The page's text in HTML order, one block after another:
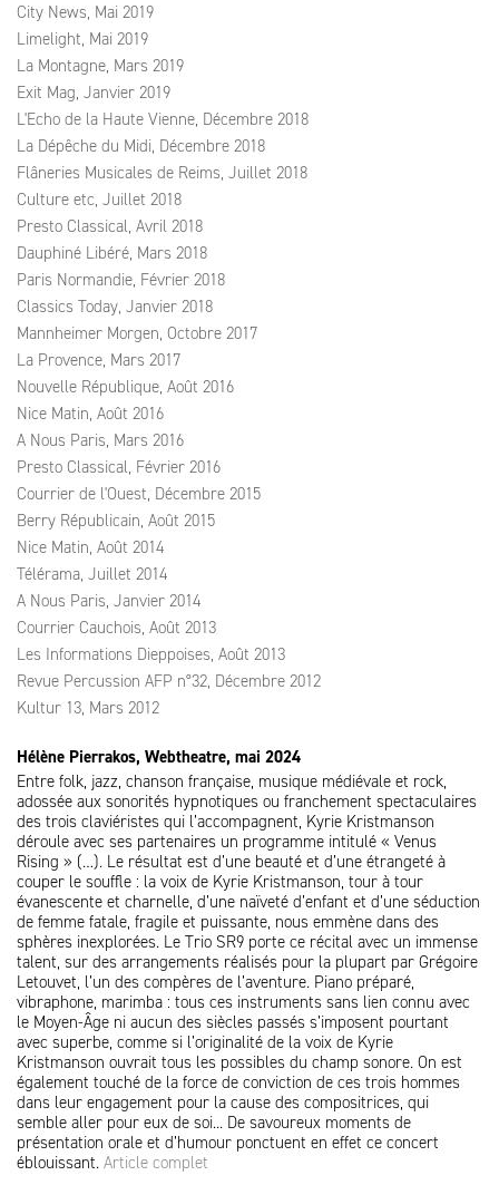
City News, Mai 2019
Limelight, Mai 2019
La Montagne, Mars 2019
Exit Mag, Janvier 2019
L'Echo de la Haute Vienne, Décembre 2018
La Dépêche du Midi, Décembre 2018
Flâneries Musicales de Reims, Juillet 2018
Culture etc, Juillet 2018
Presto Classical, Avril 2018
Dauphiné Libéré, Mars 2018
Paris Normandie, Février 2018
Classics Today, Janvier 2018
Mannheimer Morgen, Octobre 2017
La Provence, Mars 2017
Nouvelle République, Août 2016
Nice Matin, Août 2016
A Nous Paris, Mars 2016
Presto Classical, Février 2016
Courrier de l'Ouest, Décembre 2015
Berry Républicain, Août 2015
Nice Matin, Août 2014
Télérama, Juillet 2014
A Nous Paris, Janvier 2014
Courrier Cauchois, Août 2013
Les Informations Dieppoises, Août 2013
Revue Percussion AFP n°32, Décembre 2012
Kultur 13, Mars 2012
Hélène Pierrakos, Webtheatre, mai 2024
Entre folk, jazz, chanson française, musique médiévale et rock,
adossée aux sonorités hypnotiques ou franchement spectaculaires
des trois claviéristes qui l’accompagnent, Kyrie Kristmanson
déroule avec ses partenaires un programme intitulé « Venus
Rising » (…). Le résultat est d’une beauté et d’une étrangeté à
couper le souffle : la voix de Kyrie Kristmanson, tour à tour
évanescente et charnelle, d’une naïveté d’enfant et d’une séduction
de femme fatale, fragile et puissante, nous emmène dans des
sphères inexplorées. Le Trio SR9 porte ce récital avec un immense
talent, sur des arrangements réalisés pour la plupart par Grégoire
Letouvet, l’un des compères de l’aventure. Piano préparé,
vibraphone, marimba : tous ces instruments sans lien connu avec
le Moyen-Âge ni aucun des siècles passés s’imposent pourtant
avec superbe, comme si l’originalité de la voix de Kyrie
Kristmanson ouvrait tous les possibles du champ sonore. On est
également touché de la force de conviction de ces trois hommes
dans leur engagement pour la cause des compositrices, qui
semble aller pour eux de soi... De savoureux moments de
présentation orale et d’humour ponctuent en effet ce concert
éblouissant. Article complet